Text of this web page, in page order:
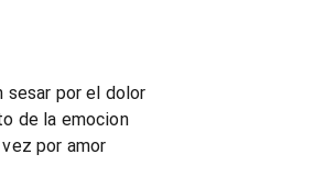
sesar por el dolor
de la emocion
por amor